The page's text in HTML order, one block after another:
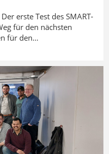
erste Test des SMART-
für den nächsten
für den…